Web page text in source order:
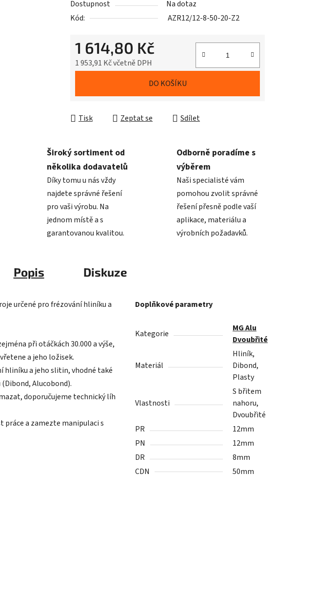
Dostupnost
Na dotaz
Kód:
AZR12/12-8-50-20-Z2
1 614,80 Kč
1 953,91 Kč včetně DPH
DO KOŠÍKU
Tisk Zeptat se Sdílet
Široký sortiment od
několika dodavatelů
Díky tomu u nás vždy
najdete správné řešení
pro vaši výrobu. Na
jednom místě a s
garantovanou kvalitou.
Odborně poradíme s
výběrem
Naši specialisté vám
pomohou zvolit správné
řešení přesně podle vaší
aplikace, materiálu a
výrobních požadavků.
Popis Diskuze
určené pro frézování hliníku a
při otáčkách 30.000 a výše,
a jeho ložisek.
hliníku a jeho slitin, vhodné také
Alucobond).
doporučujeme technický líh
práce a zamezte manipulaci s
Doplňkové parametry
Kategorie
MG Alu
Dvoubřité
Materiál
Hliník,
Dibond,
Plasty
Vlastnosti
S břitem
nahoru,
Dvoubřité
PR
12mm
PN
12mm
DR
8mm
CDN
50mm